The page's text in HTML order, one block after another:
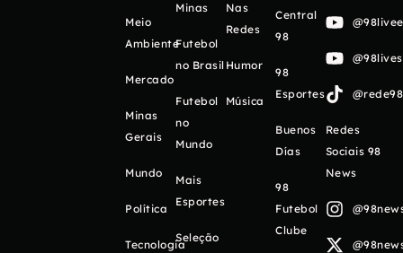
Meio
Ambiente
Mercado
Minas
Gerais
Mundo
Política
Tecnologia
Minas
Futebol
no Brasil
Futebol
no
Mundo
Mais
Esportes
Seleção
Nas
Redes
Humor
Música
Central
98
98
Esportes
Buenos
Días
98
Futebol
Clube
Redes
Sociais 98
News